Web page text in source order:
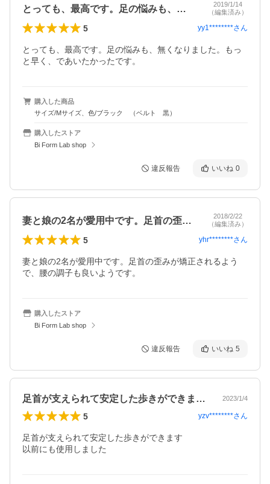
とっても、最高です。足の悩みも、無くな…
2019/1/14
（編集済み）
5 yy1********さん
とっても、最高です。足の悩みも、無くなりました。もっ
と早く、であいたかったです。
購入した商品
サイズ/Mサイズ、色/ブラック （ベルト 黒）
購入したストア
Bi Form Lab shop
違反報告 いいね 0
妻と娘の2名が愛用中です。足首の歪みが…
2018/2/22
（編集済み）
5 yhr********さん
妻と娘の2名が愛用中です。足首の歪みが矯正されるよう
で、腰の調子も良いようです。
購入したストア
Bi Form Lab shop
違反報告 いいね 5
足首が支えられて安定した歩きができます… 2023/1/4
5 yzv********さん
足首が支えられて安定した歩きができます